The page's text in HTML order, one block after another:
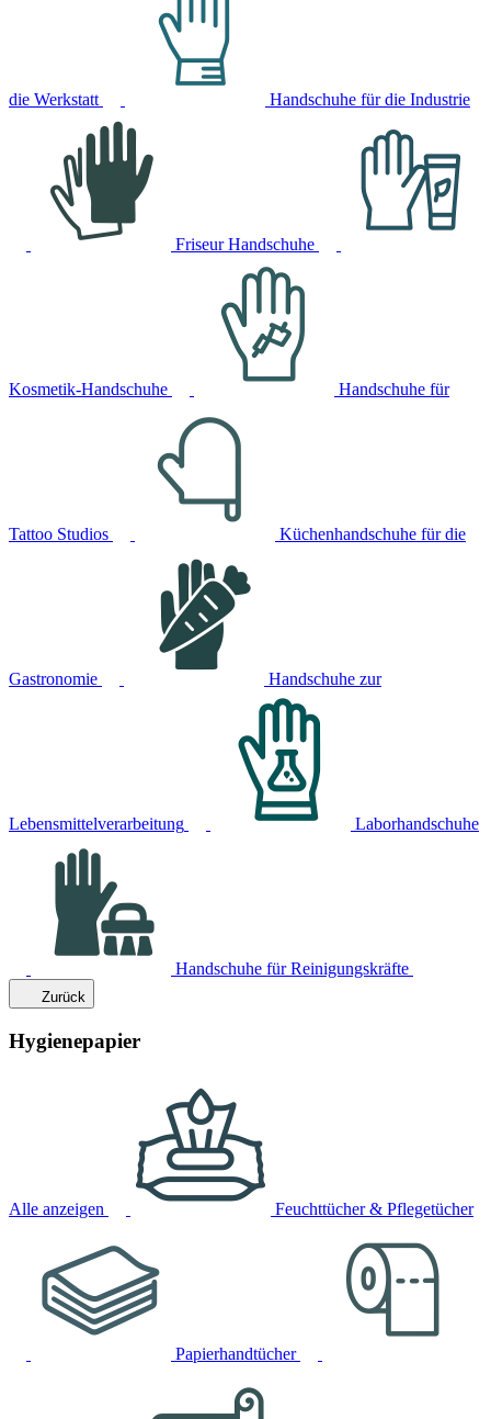
die Werkstatt Handschuhe für die Industrie
Friseur Handschuhe
Kosmetik-Handschuhe Handschuhe für
Tattoo Studios Küchenhandschuhe für die
Gastronomie Handschuhe zur
Lebensmittelverarbeitung Laborhandschuhe
Handschuhe für Reinigungskräfte
Zurück
Hygienepapier
Alle anzeigen Feuchttücher & Pflegetücher
Papierhandtücher